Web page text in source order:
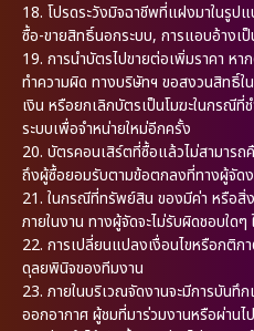
18. โปรดระวังมิจฉาชีพที่แฝงมาในรูป
ซื้อ-ขายสิทธิ์นอกระบบ, การแอบอ้างเ
19. การนำบัตรไปขายต่อเพิ่มราคา ห
ทำความผิด ทางบริษัทฯ ขอสงวนสิทธิ์ใ
เงิน หรือยกเลิกบัตรเป็นโมฆะในกรณี
ระบบเพื่อจำหน่ายใหม่อีกครั้ง
20. บัตรคอนเสิร์ตที่ซื้อแล้วไม่สามารถ
ถึงผู้ซื้อยอมรับตามข้อตกลงที่ทางผู้จัด
21. ในกรณีที่ทรัพย์สิน ของมีค่า หรือสิ่
ภายในงาน ทางผู้จัดจะไม่รับผิดชอบใด
22. การเปลี่ยนแปลงเงื่อนไขหรือกติก
ดุลยพินิจของทีมงาน
23. ภายในบริเวณจัดงานจะมีการบันทึ
ออกอากาศ ผู้ชมที่มาร่วมงานหรือผ่าน